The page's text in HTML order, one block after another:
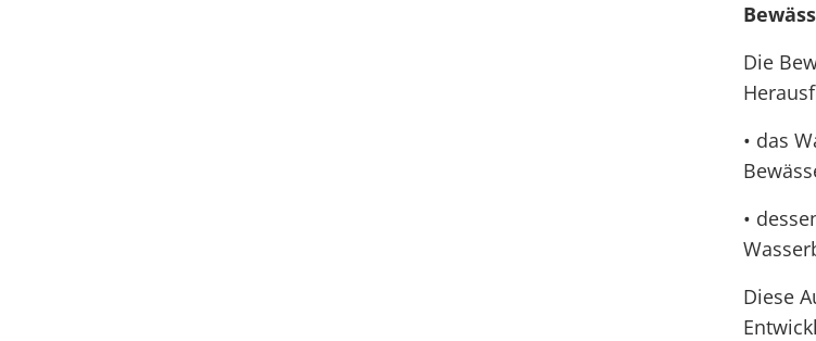
Die
• das
•
Diese